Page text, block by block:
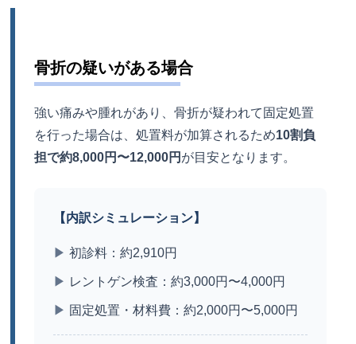
骨折の疑いがある場合
強い痛みや腫れがあり、骨折が疑われて固定処置
を行った場合は、処置料が加算されるため10割負
担で約8,000円〜12,000円 が目安となります。
【内訳シミュレーション】
▶ 初診料：約2,910円
▶ レントゲン検査：約3,000円〜4,000円
▶ 固定処置・材料費：約2,000円〜5,000円